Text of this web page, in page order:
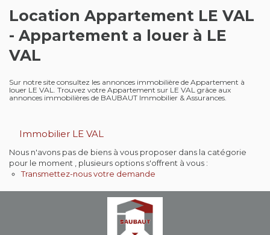
Nos métiers
L'agence
Contact
Estimation
Avis clients
Location Appartement LE VAL
- Appartement a louer à LE
VAL
Sur notre site consultez les annonces immobilière de Appartement à
louer LE VAL. Trouvez votre Appartement sur LE VAL grâce aux
annonces immobilières de BAUBAUT Immobilier & Assurances.
Immobilier LE VAL
Nous n'avons pas de biens à vous proposer dans la catégorie
pour le moment , plusieurs options s'offrent à vous :
Transmettez-nous votre demande